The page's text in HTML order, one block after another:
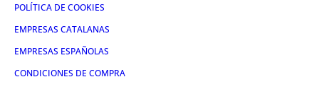
POLÍTICA DE COOKIES
EMPRESAS CATALANAS
EMPRESAS ESPAÑOLAS
CONDICIONES DE COMPRA